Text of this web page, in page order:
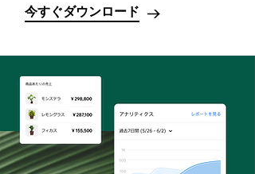
今すぐダウンロード